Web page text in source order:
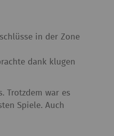
in der Zone
dank klugen
Trotzdem war es
Spiele. Auch